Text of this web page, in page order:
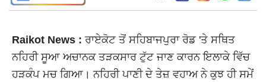
Raikot News : ਰਾਏਕੋਟ ਤੋਂ ਸਹਿਬਾਜਪੁਰਾ ਰੋਡ 'ਤੇ ਸਥਿਤ
ਨਹਿਰੀ ਸੂਆ ਅਚਾਨਕ ਤੜਕਸਾਰ ਟੁੱਟ ਜਾਣ ਕਾਰਨ ਇਲਾਕੇ ਵਿੱਚ
ਹੜਕੰਪ ਮਚ ਗਿਆ। ਨਹਿਰੀ ਪਾਣੀ ਦੇ ਤੇਜ਼ ਵਹਾਅ ਨੇ ਕੁਝ ਹੀ ਸਮੇਂ